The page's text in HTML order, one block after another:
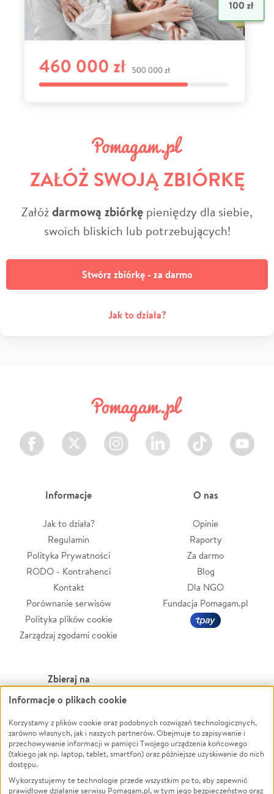
ZAŁÓŻ SWOJĄ ZBIÓRKĘ
Załóżdarmową zbiórkę pieniędzy dla siebie,
swoich bliskich lub potrzebujących!
Stwórz zbiórkę - za darmo
Jak to działa?
Facebook Twitter Instagram LinkedIn TikTok Youtube
Informacje
Jak to działa?
Regulamin
Polityka Prywatności
RODO - Kontrahenci
Kontakt
Porównanie serwisów
Polityka plików cookie
Zarządzaj zgodami cookie
O nas
Opinie
Raporty
Za darmo
Blog
Dla NGO
Fundacja Pomagam.pl
Zbieraj na
Leczenie
Zwierzęta
Pożar
Ukraina
Pomoc Finansowa
Powódź
Wichura
NGO
Edukacja
Informacje o plikach cookie
Korzystamy z plików cookie oraz podobnych rozwiązań technologicznych,
zarówno własnych, jak i naszych partnerów. Obejmuje to zapisywanie i
przechowywanie informacji w pamięci Twojego urządzenia końcowego
(takiego jak np. laptop, tablet, smartfon) oraz późniejsze uzyskiwanie do nich
dostępu.
Wykorzystujemy te technologie przede wszystkim po to, aby zapewnić
prawidłowe działanie serwisu Pomagam.pl, w tym jego bezpieczeństwo oraz